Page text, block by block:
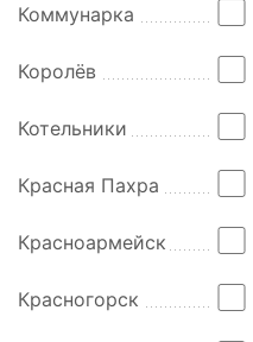
Коммунарка
Королёв
Котельники
Красная Пахра
Красноармейск
Красногорск